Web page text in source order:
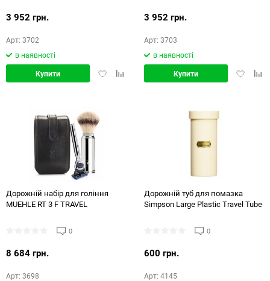
3 952 грн.
Арт: 3702
в наявності
ДодатиДодати
Купити
3 952 грн.
Арт: 3703
в наявності
Додати
Купити
Дорожній набір для гоління
MUEHLE RT 3 F TRAVEL
0
8 684 грн.
Арт: 3698
Дорожній туб для помазка
Simpson Large Plastic Travel Tube
0
600 грн.
Арт: 4145